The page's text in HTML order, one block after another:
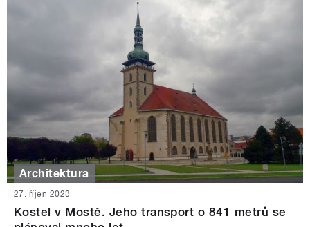
Architektura
27. říjen 2023
Kostel v Mostě. Jeho transport o 841 metrů se